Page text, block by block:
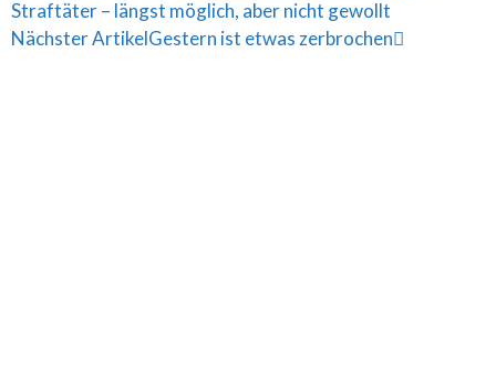
Straftäter – längst möglich, aber nicht gewollt
Nächster ArtikelGestern ist etwas zerbrochen